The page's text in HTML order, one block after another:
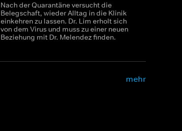
Nach der Quarantäne versucht die
Belegschaft, wieder Alltag in die Klinik
einkehren zu lassen. Dr. Lim erholt sich
von dem Virus und muss zu einer neuen
Beziehung mit Dr. Melendez finden.
mehr